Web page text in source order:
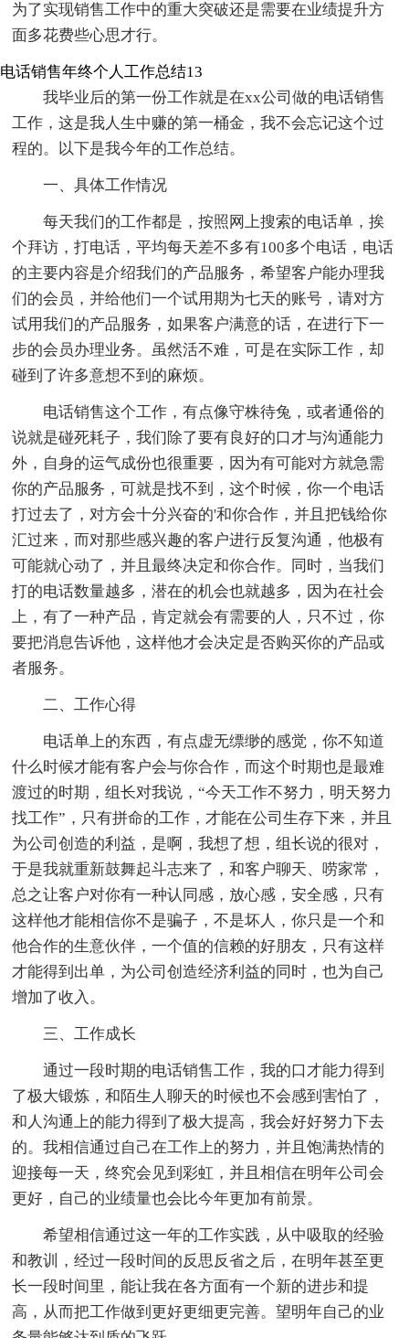
为了实现销售工作中的重大突破还是需要在业绩提升方
面多花费些心思才行。
电话销售年终个人工作总结13
我毕业后的第一份工作就是在xx公司做的电话销售
工作，这是我人生中赚的第一桶金，我不会忘记这个过
程的。以下是我今年的工作总结。
一、具体工作情况
每天我们的工作都是，按照网上搜索的电话单，挨
个拜访，打电话，平均每天差不多有100多个电话，电话
的主要内容是介绍我们的产品服务，希望客户能办理我
们的会员，并给他们一个试用期为七天的账号，请对方
试用我们的产品服务，如果客户满意的话，在进行下一
步的会员办理业务。虽然活不难，可是在实际工作，却
碰到了许多意想不到的麻烦。
电话销售这个工作，有点像守株待兔，或者通俗的
说就是碰死耗子，我们除了要有良好的口才与沟通能力
外，自身的运气成份也很重要，因为有可能对方就急需
你的产品服务，可就是找不到，这个时候，你一个电话
打过去了，对方会十分兴奋的'和你合作，并且把钱给你
汇过来，而对那些感兴趣的客户进行反复沟通，他极有
可能就心动了，并且最终决定和你合作。同时，当我们
打的电话数量越多，潜在的机会也就越多，因为在社会
上，有了一种产品，肯定就会有需要的人，只不过，你
要把消息告诉他，这样他才会决定是否购买你的产品或
者服务。
二、工作心得
电话单上的东西，有点虚无缥缈的感觉，你不知道
什么时候才能有客户会与你合作，而这个时期也是最难
渡过的时期，组长对我说，“今天工作不努力，明天努力
找工作”，只有拼命的工作，才能在公司生存下来，并且
为公司创造的利益，是啊，我想了想，组长说的很对，
于是我就重新鼓舞起斗志来了，和客户聊天、唠家常，
总之让客户对你有一种认同感，放心感，安全感，只有
这样他才能相信你不是骗子，不是坏人，你只是一个和
他合作的生意伙伴，一个值的信赖的好朋友，只有这样
才能得到出单，为公司创造经济利益的同时，也为自己
增加了收入。
三、工作成长
通过一段时期的电话销售工作，我的口才能力得到
了极大锻炼，和陌生人聊天的时候也不会感到害怕了，
和人沟通上的能力得到了极大提高，我会好好努力下去
的。我相信通过自己在工作上的努力，并且饱满热情的
迎接每一天，终究会见到彩虹，并且相信在明年公司会
更好，自己的业绩量也会比今年更加有前景。
希望相信通过这一年的工作实践，从中吸取的经验
和教训，经过一段时间的反思反省之后，在明年甚至更
长一段时间里，能让我在各方面有一个新的进步和提
高，从而把工作做到更好更细更完善。望明年自己的业